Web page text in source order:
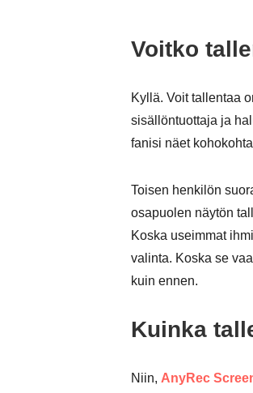
Voitko
Kyllä. Voit tallentaa
sisällöntuottaja ja
fanisi näet
Toisen henkilön
osapuolen näytön
Koska useimmat
valinta. Koska se
kuin ennen.
Kuinka
Niin, AnyRec